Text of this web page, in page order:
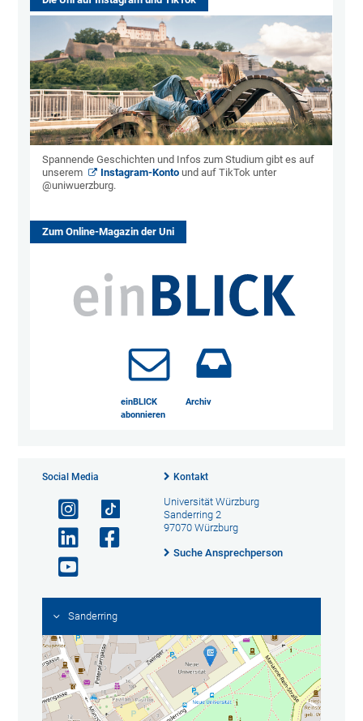
Spannende Geschichten und Infos zum Studium gibt es auf
unserem
Instagram-Konto und auf TikTok unter
@uniwuerzburg.
Zum Online-Magazin der Uni
einBLICK
abonnieren
Archiv
Social Media Kontakt
Universität Würzburg
Sanderring 2
97070 Würzburg
Suche Ansprechperson
Sanderring